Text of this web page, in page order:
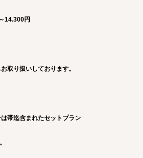
14.300円
お取り扱いしております。
帯迄含まれたセットプラン